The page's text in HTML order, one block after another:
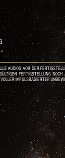
AUDIOS VOR DER
FERTIGSTELLUNG
IMPULSBASIERTER